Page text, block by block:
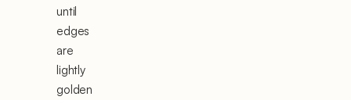
until
edges
are
lightly
golden